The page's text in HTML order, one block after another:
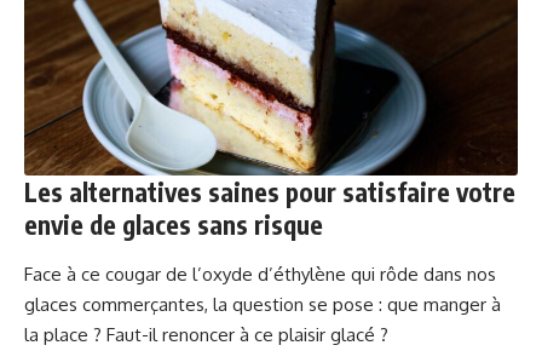
Les alternatives saines pour satisfaire votre
envie de glaces sans risque
Face à ce cougar de l’oxyde d’éthylène qui rôde dans nos
glaces commerçantes, la question se pose : que manger à
la place ? Faut-il renoncer à ce plaisir glacé ?